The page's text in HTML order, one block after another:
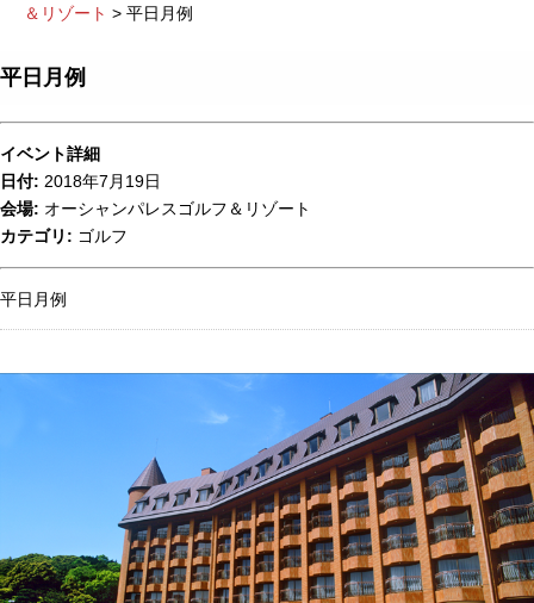
＆リゾート > 平日月例
平日月例
イベント詳細
日付: 2018年7月19日
会場: オーシャンパレスゴルフ＆リゾート
カテゴリ: ゴルフ
平日月例